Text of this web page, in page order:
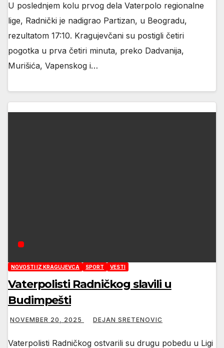
U poslednjem kolu prvog dela Vaterpolo regionalne
lige, Radnički je nadigrao Partizan, u Beogradu,
rezultatom 17:10. Kragujevčani su postigli četiri
pogotka u prva četiri minuta, preko Dadvanija,
Murišića, Vapenskog i…
NOVOSTI IZ KRAGUJEVCA SPORT VESTI
Vaterpolisti Radničkog slavili u
Budimpešti
NOVEMBER 20, 2025 DEJAN SRETENOVIC
Vaterpolisti Radničkog ostvarili su drugu pobedu u Ligi